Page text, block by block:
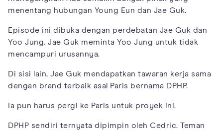
menentang hubungan Young Eun dan Jae Guk.
Episode ini dibuka dengan perdebatan Jae Guk dan
Yoo Jung. Jae Guk meminta Yoo Jung untuk tidak
mencampuri urusannya.
Di sisi lain, Jae Guk mendapatkan tawaran kerja sama
dengan brand terbaik asal Paris bernama DPHP.
Ia pun harus pergi ke Paris untuk proyek ini.
DPHP sendiri ternyata dipimpin oleh Cedric. Teman